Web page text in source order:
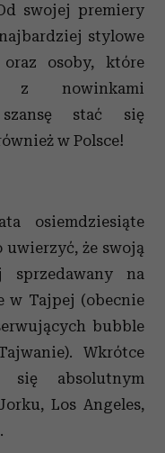
swojej premiery
stylowe
osoby, które
z nowinkami
stać się
w Polsce!
osiemdziesiąte
że swoją
sprzedawany na
w Tajpej (obecnie
bubble
Wkrótce
się absolutnym
Los Angeles,